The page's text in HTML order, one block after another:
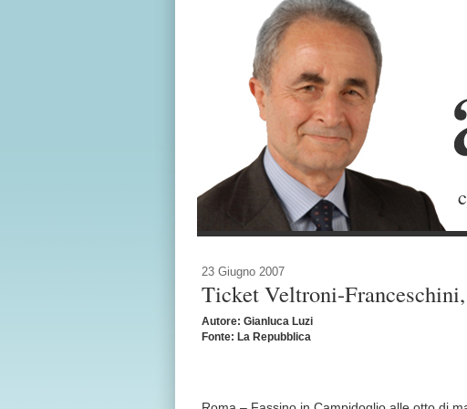
23 Giugno 2007
Ticket Veltroni-
Autore: Gianluca Luzi
Fonte: La Repubblica